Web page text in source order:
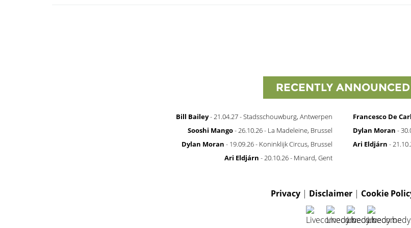
RECENTLY ANNOUNCED
Bill Bailey- 21.04.27 - Stadsschouwburg, Antwerpen Francesco De
Sooshi Mango- 26.10.26 - La Madeleine, Brussel Dylan Moran -
Dylan Moran - 19.09.26 - Koninklijk Circus, Brussel Ari Eldjárn -
Ari Eldjárn - 20.10.26 - Minard, Gent
Privacy | Disclaimer | Cookie